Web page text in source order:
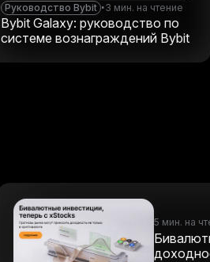
Руководство Bybit •3 мин. на чтение
Bybit Galaxy: руководство по
системе вознаграждений Bybit
5 мин. на